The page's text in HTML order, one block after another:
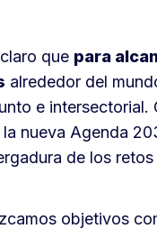
que para
alrededor del
e intersectorial.
nueva Agenda
de los
objetivos